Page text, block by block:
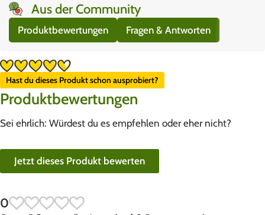
Aus der Community
Produktbewertungen Fragen & Antworten
Hast du dieses Produkt schon ausprobiert?
Produktbewertungen
Sei ehrlich: Würdest du es empfehlen oder eher nicht?
Jetzt dieses Produkt bewerten
0